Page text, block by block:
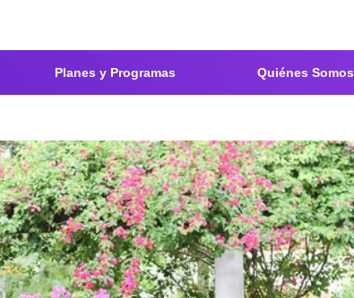
Planes y Programas Quiénes Somos